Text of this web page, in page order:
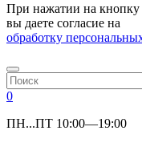
При нажатии на
вы даете согласие на
обработку
0
ПН...ПТ 10:00—19:00